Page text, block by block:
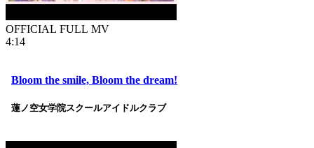
OFFICIAL FULL MV
4:14
Bloom the smile, Bloom the dream!
蓮ノ空女学院スクールアイドルクラブ